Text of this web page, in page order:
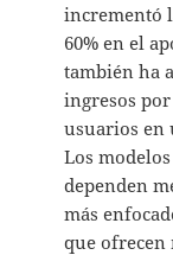
incrementó
60% en el
también ha
ingresos
usuarios en
Los
dependen
más
que ofrecen